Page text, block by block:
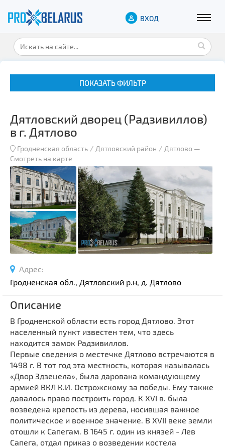
ВХОД
ПОКАЗАТЬ ФИЛЬТР
Музеи
Замки и дворцы
Военная история
Гражданская архитектура
Спортивные сооружения
Производства
Родовые усадьбы
Национальные парки и заказники
Озера и водоемы
Памятники
Памятники археологии
Памятники геодезии
Памятники природы
Памятники известным людям
Церкви
Монастыри
Костелы
Выберите область
Выберите район
Выберите населенный пункт
Дятловский дворец (Радзивиллов)
в г. Дятлово
Гродненская область Дятловский район Дятлово —
Смотреть на карте
Адрес:
Гродненская обл., Дятловский р.н, д. Дятлово
Описание
В Гродненской области есть город Дятлово. Этот
населенный пункт известен тем, что здесь
находится замок Радзивиллов.
Первые сведения о местечке Дятлово встречаются в
1498 г. В тот год эта местность, которая называлась
«Двор Здзецела», была дарована командующему
армией ВКЛ К.И. Острожскому за победы. Ему также
давалось право построить город. К XVI в. была
возведена крепость из дерева, носившая важное
политическое и военное значение. В XVII веке земли
отошли к Сапегам. В 1645 г. один из князей - Лев
Сапега, отдал приказ о возведении костела